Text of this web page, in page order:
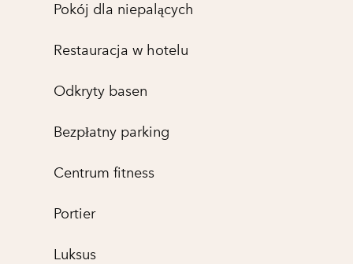
Pokój dla niepalących
Restauracja w hotelu
Odkryty basen
Bezpłatny parking
Centrum fitness
Portier
Luksus